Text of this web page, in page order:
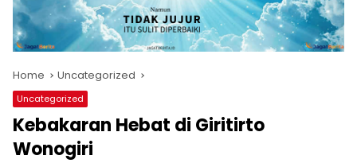
Home Uncategorized
Uncategorized
Kebakaran Hebat di Giritirto
Wonogiri